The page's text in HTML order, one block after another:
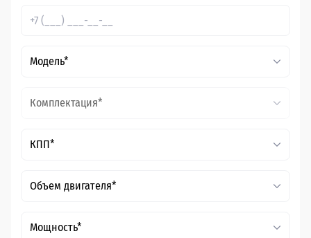
Модель*
Комплектация*
КПП*
Объем двигателя*
Мощность*